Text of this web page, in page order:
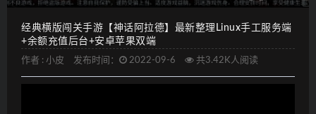
经典横版闯关手游【神话阿拉德】最新整理Linux手工服务端
+余额充值后台+安卓苹果双端
作者 : 小皮 发布时间： 2022-09-6 共3.42K人阅读